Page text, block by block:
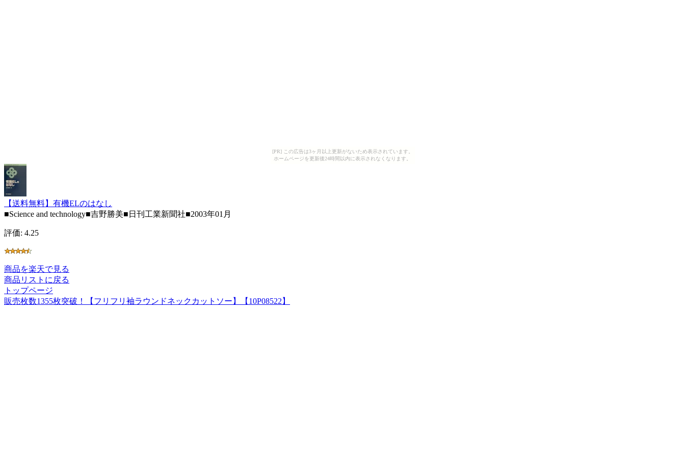
[PR] この広告は3ヶ月以上更新がないため表示されています。
ホームページを更新後24時間以内に表示されなくなります。
【送料無料】有機ELのはなし
■Science and technology■吉野勝美■日刊工業新聞社■2003年01月
評価: 4.25
商品を楽天で見る
商品リストに戻る
トップページ
販売枚数1355枚突破！【フリフリ袖ラウンドネックカットソー】【10P08522】